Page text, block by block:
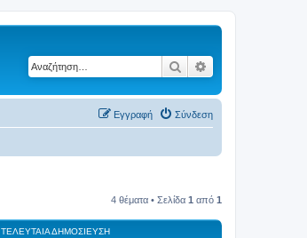
Αναζήτηση
Σύνδεση
Εγγραφή
4 θέματα • Σελίδα 1 από 1
ΤΕΛΕΥΤΑΊΑ ΔΗΜΟΣΊΕΥΣΗ